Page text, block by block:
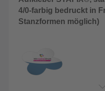
4/0-farbig bedruckt in
Stanzformen möglich)